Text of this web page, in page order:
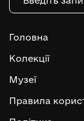
Головна
Колекції
Музеї
Правила